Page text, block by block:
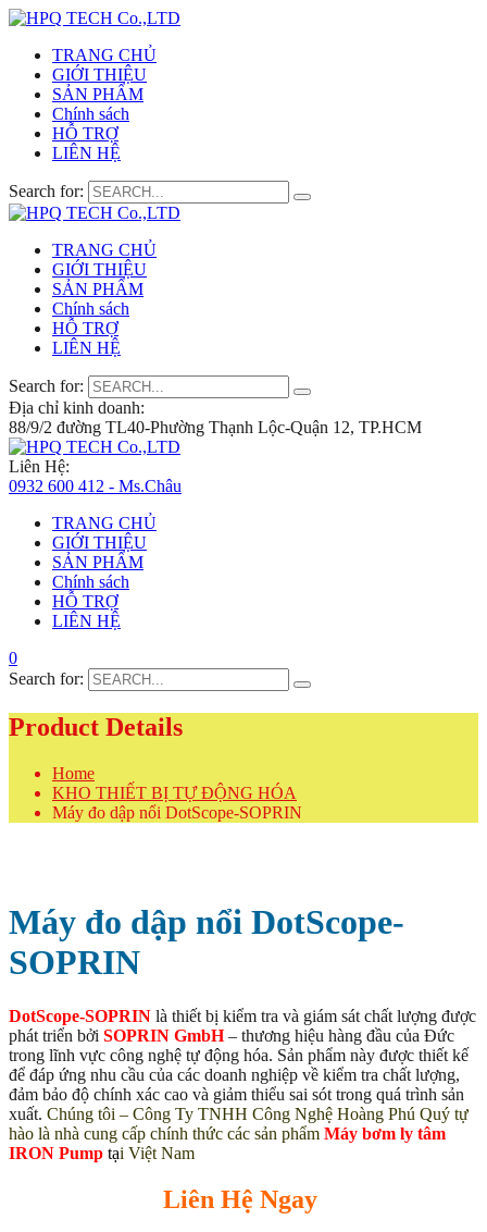
TRANG CHỦ
GIỚI THIỆU
SẢN PHẨM
Chính sách
HỖ TRỢ
LIÊN HỆ
Search for:
TRANG CHỦ
GIỚI THIỆU
SẢN PHẨM
Chính sách
HỖ TRỢ
LIÊN HỆ
Search for:
Địa chỉ kinh doanh:
88/9/2 đường TL40-Phường Thạnh Lộc-Quận 12, TP.HCM
Liên Hệ:
0932 600 412 - Ms.Châu
TRANG CHỦ
GIỚI THIỆU
SẢN PHẨM
Chính sách
HỖ TRỢ
LIÊN HỆ
0
Search for:
Product Details
Home
KHO THIẾT BỊ TỰ ĐỘNG HÓA
Máy đo dập nổi DotScope-SOPRIN
Máy đo dập nổi DotScope-
SOPRIN
DotScope-SOPRIN là thiết bị kiểm tra và giám sát chất lượng được
phát triển bởi SOPRIN GmbH– thương hiệu hàng đầu của Đức
trong lĩnh vực công nghệ tự động hóa. Sản phẩm này được thiết kế
để đáp ứng nhu cầu của các doanh nghiệp về kiểm tra chất lượng,
đảm bảo độ chính xác cao và giảm thiểu sai sót trong quá trình sản
xuất. Chúng tôi – Công Ty TNHH Công Nghệ Hoàng Phú Quý tự
hào là nhà cung cấp chính thức các sản phẩm Máy bơm ly tâm
IRON Pump tại Việt Nam
Liên Hệ Ngay